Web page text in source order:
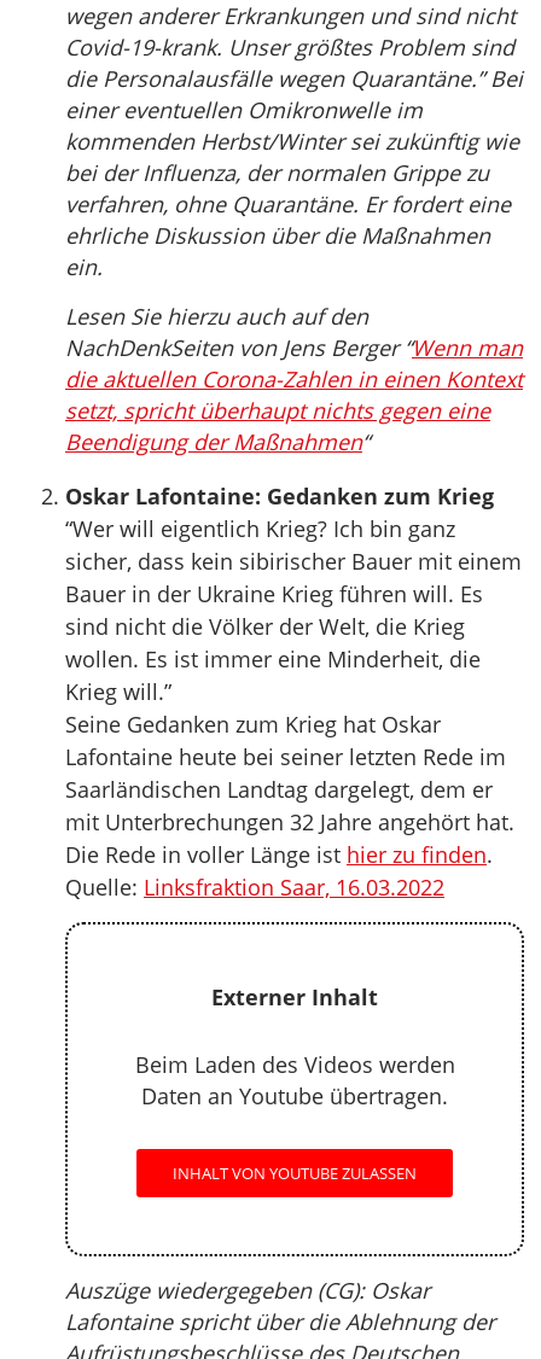
wegen anderer Erkrankungen und sind nicht
Covid-19-krank. Unser größtes Problem sind
die Personalausfälle wegen Quarantäne.” Bei
einer eventuellen Omikronwelle im
kommenden Herbst/Winter sei zukünftig wie
bei der Influenza, der normalen Grippe zu
verfahren, ohne Quarantäne. Er fordert eine
ehrliche Diskussion über die Maßnahmen
ein.
Lesen Sie hierzu auch auf den
NachDenkSeiten von Jens Berger “Wenn man
die aktuellen Corona-Zahlen in einen Kontext
setzt, spricht überhaupt nichts gegen eine
Beendigung der Maßnahmen“
Oskar Lafontaine: Gedanken zum Krieg
“Wer will eigentlich Krieg? Ich bin ganz
sicher, dass kein sibirischer Bauer mit einem
Bauer in der Ukraine Krieg führen will. Es
sind nicht die Völker der Welt, die Krieg
wollen. Es ist immer eine Minderheit, die
Krieg will.”
Seine Gedanken zum Krieg hat Oskar
Lafontaine heute bei seiner letzten Rede im
Saarländischen Landtag dargelegt, dem er
mit Unterbrechungen 32 Jahre angehört hat.
Die Rede in voller Länge ist hier zu finden.
Quelle: Linksfraktion Saar, 16.03.2022
Externer Inhalt
Beim Laden des Videos werden
Daten an Youtube übertragen.
INHALT VON YOUTUBE ZULASSEN
Auszüge wiedergegeben (CG): Oskar
Lafontaine spricht über die Ablehnung der
Aufrüstungsbeschlüsse des Deutschen